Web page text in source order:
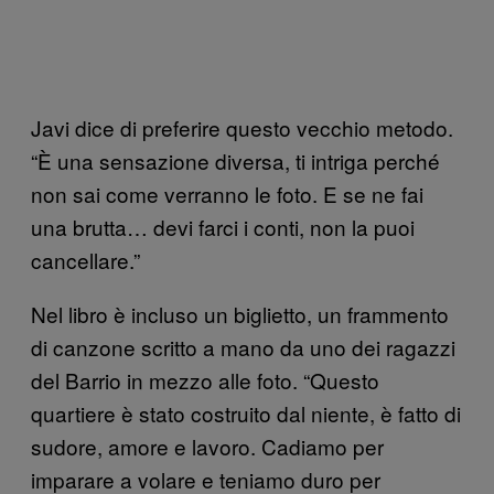
Javi dice di preferire questo vecchio metodo.
“È una sensazione diversa, ti intriga perché
non sai come verranno le foto. E se ne fai
una brutta… devi farci i conti, non la puoi
cancellare.”
Nel libro è incluso un biglietto, un frammento
di canzone scritto a mano da uno dei ragazzi
del Barrio in mezzo alle foto. “Questo
quartiere è stato costruito dal niente, è fatto di
sudore, amore e lavoro. Cadiamo per
imparare a volare e teniamo duro per